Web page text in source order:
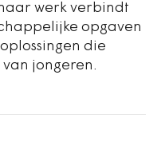
werk verbindt
opgaven
die
jongeren.